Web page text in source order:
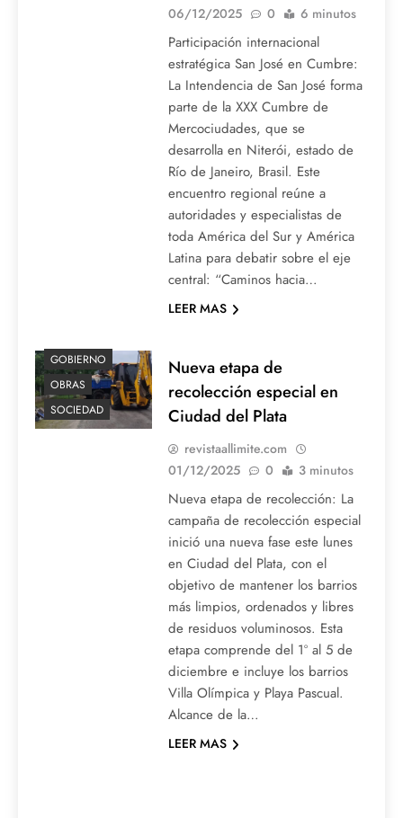
06/12/2025
0 6 minutos
Participación internacional
estratégica San José en Cumbre:
La Intendencia de San José forma
parte de la XXX Cumbre de
Mercociudades, que se
desarrolla en Niterói, estado de
Río de Janeiro, Brasil. Este
encuentro regional reúne a
autoridades y especialistas de
toda América del Sur y América
Latina para debatir sobre el eje
central: “Caminos hacia…
LEER MAS
GOBIERNO
OBRAS
SOCIEDAD
Nueva etapa de
recolección especial en
Ciudad del Plata
revistaallimite.com
01/12/2025
0 3 minutos
Nueva etapa de recolección: La
campaña de recolección especial
inició una nueva fase este lunes
en Ciudad del Plata, con el
objetivo de mantener los barrios
más limpios, ordenados y libres
de residuos voluminosos. Esta
etapa comprende del 1º al 5 de
diciembre e incluye los barrios
Villa Olímpica y Playa Pascual.
Alcance de la…
LEER MAS